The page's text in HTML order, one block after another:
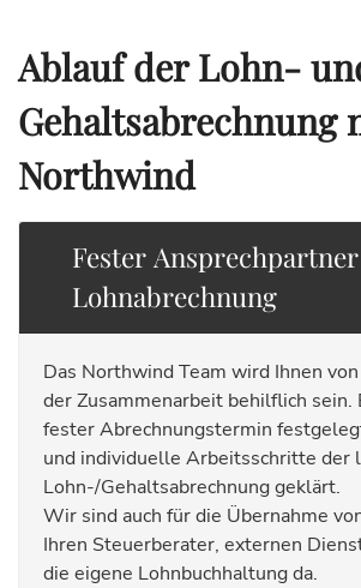
Ablauf der Lohn-
Gehaltsabrechnung
Northwind
Fester
Lohnabrechnung
Das Northwind Team wird Ihnen
der Zusammenarbeit behilflich sein.
fester Abrechnungstermin
und individuelle Arbeitsschritte der
Lohn-/Gehaltsabrechnung geklärt.
Wir sind auch für die Übernahme
Ihren Steuerberater, externen
die eigene Lohnbuchhaltung da.